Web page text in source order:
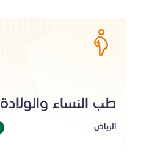
طب النساء والولادة
الرياض